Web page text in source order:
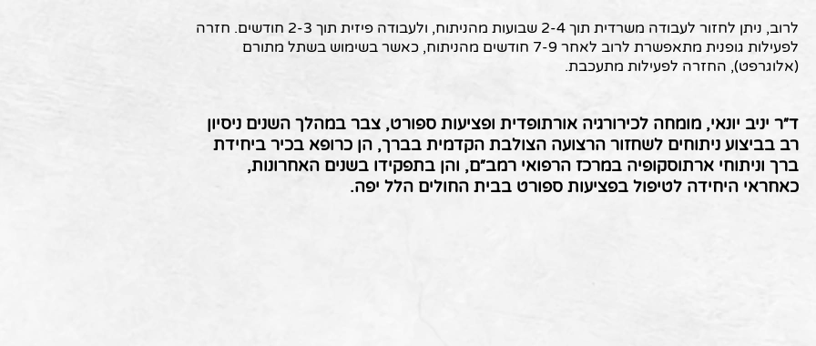
לרוב, ניתן לחזור לעבודה משרדית תוך 2-4 שבועות מהניתוח, ולעבודה פיזית תוך 2-3 חודשים. חזרה
לפעילות גופנית מתאפשרת לרוב לאחר 7-9 חודשים מהניתוח, כאשר בשימוש בשתל מתורם
(אלוגרפט), החזרה לפעילות מתעכבת.
ד״ר יניב יונאי, מומחה לכירורגיה אורתופדית ופציעות ספורט, צבר במהלך השנים ניסיון
רב בביצוע ניתוחים לשחזור הרצועה הצולבת הקדמית בברך, הן כרופא בכיר ביחידת
ברך וניתוחי ארתוסקופיה במרכז הרפואי רמב״ם, והן בתפקידו בשנים האחרונות,
כאחראי היחידה לטיפול בפציעות ספורט בבית החולים הלל יפה.